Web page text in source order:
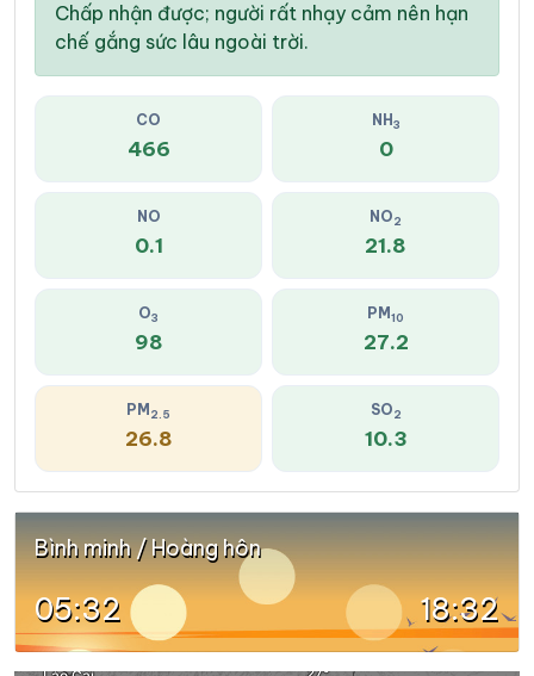
Chấp nhận được; người rất nhạy cảm nên hạn
chế gắng sức lâu ngoài trời.
CO
466
NH 3
0
NO
0.1
NO2
21.8
O3
98
PM 10
27.2
PM 2.5
26.8
SO2
10.3
Bình minh / Hoàng hôn
05:32 18:32